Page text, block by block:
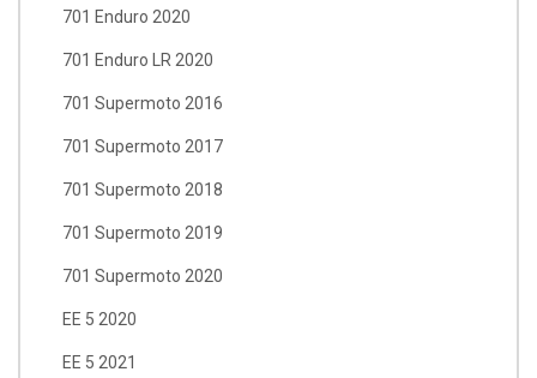
701 Enduro 2020
701 Enduro LR 2020
701 Supermoto 2016
701 Supermoto 2017
701 Supermoto 2018
701 Supermoto 2019
701 Supermoto 2020
EE 5 2020
EE 5 2021